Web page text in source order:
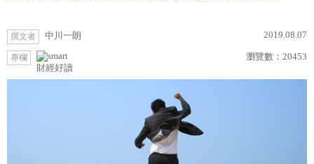
撰文者 中川一朗 2019.08.07
專欄
財經好讀
瀏覽數： 20453